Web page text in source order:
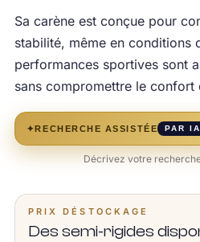
Sa carène est conçue pour
stabilité, même en conditions
performances sportives sont
sans compromettre le confort
✦RECHERCHE ASSISTÉE PAR IA
Décrivez votre
PRIX DÉSTOCKAGE
Des semi-rigides